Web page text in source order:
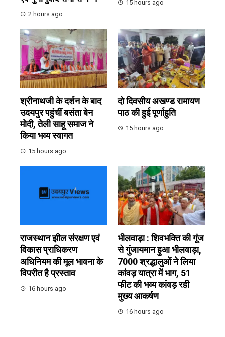
2 hours ago
15 hours ago
श्रीनाथजी के दर्शन के बाद
उदयपुर पहुंचीं बसंता बेन
मोदी, तेली साहू समाज ने
किया भव्य स्वागत
15 hours ago
दो दिवसीय अखण्ड रामायण
पाठ की हुई पूर्णाहुति
15 hours ago
राजस्थान झील संरक्षण एवं
विकास प्राधिकरण
अधिनियम की मूल भावना के
विपरीत है प्रस्ताव
16 hours ago
भीलवाड़ा : शिवभक्ति की गूंज
से गुंजायमान हुआ भीलवाड़ा,
7000 श्रद्धालुओं ने लिया
कांवड़ यात्रा में भाग, 51
फीट की भव्य कांवड़ रही
मुख्य आकर्षण
16 hours ago